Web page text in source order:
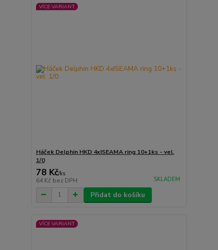
VÍCE VARIANT
Háček Delphin HKD 4xISEAMA ring 10+1ks - vel.
1/0
78 Kč/ks
64 Kč bez DPH SKLADEM
Přidat do košíku
VÍCE VARIANT